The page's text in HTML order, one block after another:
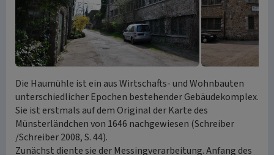
Die Haumühle ist ein aus Wirtschafts- und Wohnbauten
unterschiedlicher Epochen bestehender Gebäudekomplex.
Sie ist erstmals auf dem Original der Karte des
Münsterländchen von 1646 nachgewiesen (Schreiber
/Schreiber 2008, S. 44).
Zunächst diente sie der Messingverarbeitung. Anfang des